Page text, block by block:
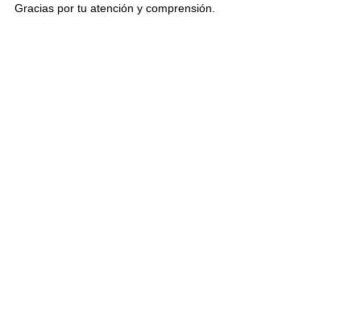
Gracias por tu atención y comprensión.